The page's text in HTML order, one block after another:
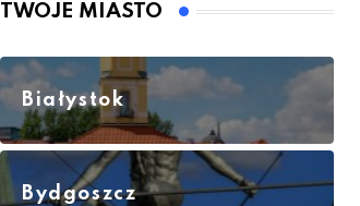
TWOJE MIASTO
Białystok
Bydgoszcz